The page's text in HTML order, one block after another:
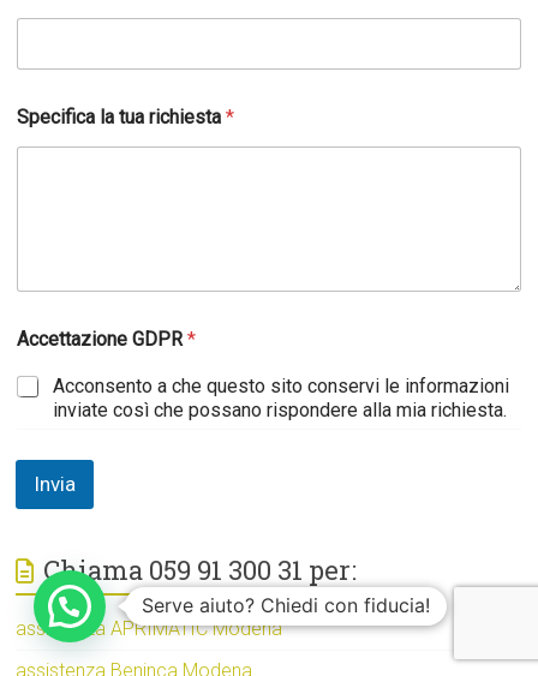
o
u
Specifica la tua richiesta*
Accettazione GDPR*
Acconsento a che questo sito conservi le informazioni
inviate così che possano rispondere alla mia richiesta.
Invia
Chiama 059 91 300 31 per:
assistenza APRIMATIC Modena
assistenza Beninca Modena
Serve aiuto? Chiedi con fiducia!